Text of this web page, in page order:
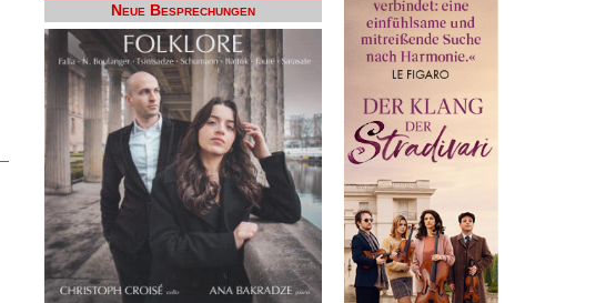
Neue Besprechungen